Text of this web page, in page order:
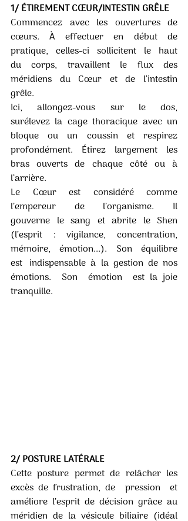
1/ ÉTIREMENT CŒUR/INTESTIN GRÊLE
Commencez  avec  les  ouvertures  de
cœurs.  À  effectuer  en  début  de
pratique,  celles-ci  sollicitent  le  haut
du  corps,  travaillent  le  flux  des
méridiens  du  Cœur  et  de  l’intestin
grêle.
Ici,  allongez-vous  sur  le  dos,
surélevez  la  cage  thoracique  avec  un
bloque  ou  un  coussin  et  respirez
profondément.  Étirez  largement  les
bras  ouverts  de  chaque  côté  ou  à
l’arrière.
Le  Cœur  est  considéré  comme
l’empereur  de  l’organisme.  Il
gouverne  le  sang  et  abrite  le  Shen
(l’esprit  :  vigilance,  concentration,
mémoire,   émotion...).   Son   équilibre
est   indispensable  à  la  gestion  de  nos
émotions.  Son  émotion  est la joie
tranquille.
2/ POSTURE LATÉRALE
Cette posture permet de relâcher les
excès de frustration, de  pression  et
améliore  l’esprit  de  décision  grâce  au
méridien  de  la  vésicule  biliaire  (idéal